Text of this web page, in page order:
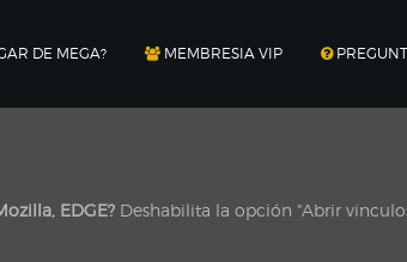
DE MEGA? MEMBRESIA VIP
EDGE? Deshabilita la opción "Abrir